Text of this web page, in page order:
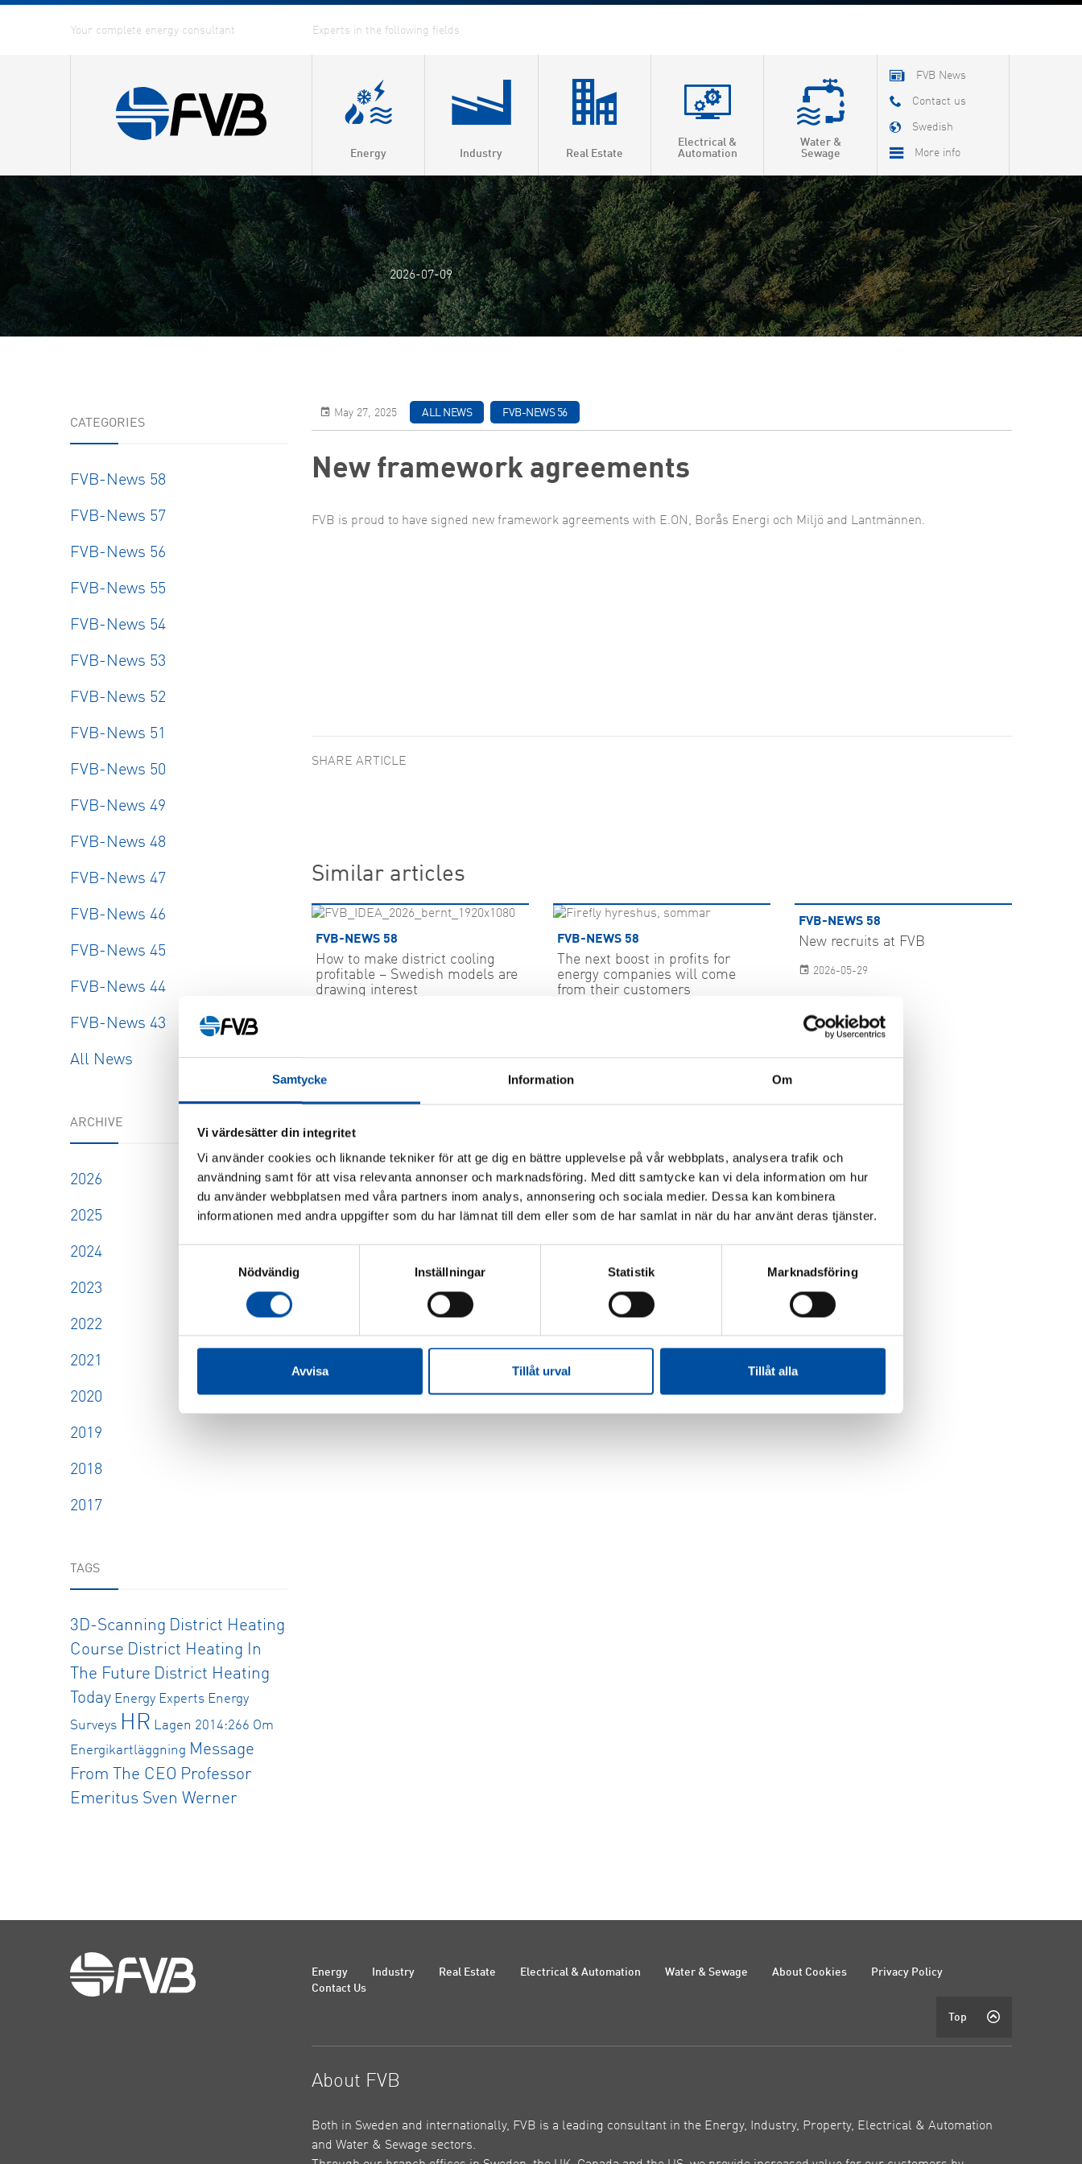
Samtycke Information Om
Vi värdesätter din integritet
Vi använder cookies och liknande tekniker för att ge dig en bättre upplevelse på vår webbplats, analysera trafik och
användning samt för att visa relevanta annonser och marknadsföring. Med ditt samtycke kan vi dela information om hur
du använder webbplatsen med våra partners inom analys, annonsering och sociala medier. Dessa kan kombinera
informationen med andra uppgifter som du har lämnat till dem eller som de har samlat in när du har använt deras tjänster.
Nödvändig
Inställningar Statistik Marknadsföring
Avvisa Tillåt urval Tillåt alla
Energy
Combined Heat & Power
District heating
District cooling
Energy efficiency
Industry Real Estate
Electrical &
Automation
Water &
Sewage
FVB News
Contact us
Swedish
More info
About FVB
R & D
Education
About Cookies
2026-07-09
CATEGORIES
FVB-News 58
FVB-News 57
FVB-News 56
FVB-News 55
FVB-News 54
FVB-News 53
FVB-News 52
FVB-News 51
FVB-News 50
FVB-News 49
FVB-News 48
FVB-News 47
FVB-News 46
FVB-News 45
FVB-News 44
FVB-News 43
All News
ARCHIVE
2026
2025
2024
2023
2022
2021
2020
2019
2018
2017
TAGS
3D-Scanning District Heating
Course District Heating In
The Future District Heating
Today Energy Experts Energy
Surveys HR Lagen 2014:266 Om
Energikartläggning Message
From The CEO Professor
Emeritus Sven Werner
May 27, 2025 ALL NEWS FVB-NEWS 56
New framework agreements
FVB is proud to have signed new framework agreements with E.ON, Borås Energi och Miljö and Lantmännen.
SHARE ARTICLE
Similar articles
FVB-NEWS 58
How to make district cooling
profitable – Swedish models are
drawing interest
FVB-NEWS 58
The next boost in profits for
energy companies will come
from their customers
FVB-NEWS 58
New recruits at FVB
2026-05-29
Energy Industry Real Estate Electrical & Automation Water & Sewage About Cookies
Privacy Policy
Contact Us
Top
About FVB
Both in Sweden and internationally, FVB is a leading consultant in the Energy, Industry, Property, Electrical & Automation
and Water & Sewage sectors.